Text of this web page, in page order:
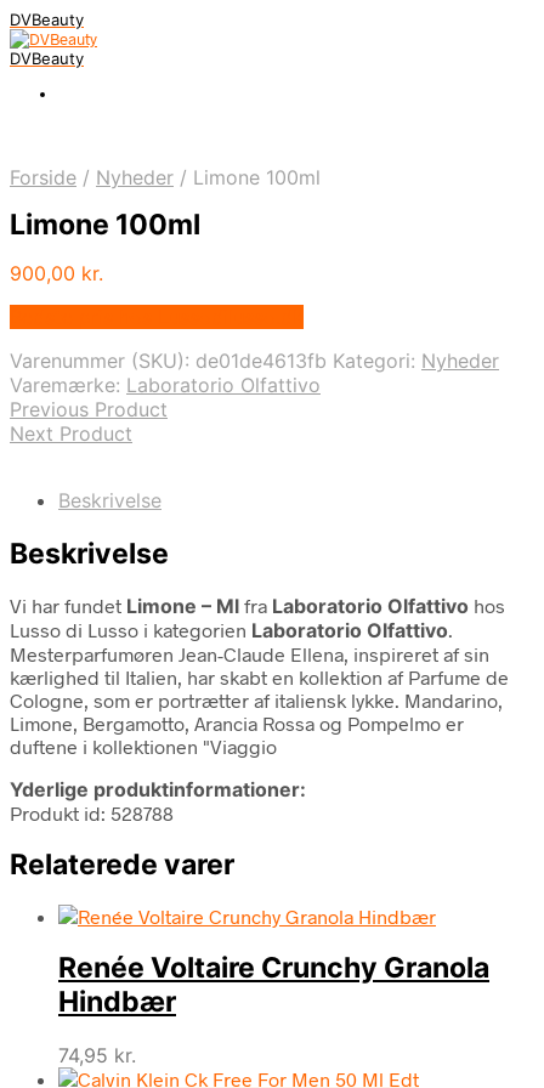
DVBeauty
DVBeauty
Forside / Nyheder / Limone 100ml
Limone 100ml
900,00 kr.
Varenummer (SKU): de01de4613fb Kategori: Nyheder
Varemærke: Laboratorio Olfattivo
Previous Product
Next Product
Beskrivelse
Beskrivelse
Vi har fundet Limone – Ml fra Laboratorio Olfattivo hos
Lusso di Lusso i kategorien Laboratorio Olfattivo.
Mesterparfumøren Jean-Claude Ellena, inspireret af sin
kærlighed til Italien, har skabt en kollektion af Parfume de
Cologne, som er portrætter af italiensk lykke. Mandarino,
Limone, Bergamotto, Arancia Rossa og Pompelmo er
duftene i kollektionen "Viaggio
Yderlige produktinformationer:
Produkt id: 528788
Relaterede varer
Renée Voltaire Crunchy Granola
Hindbær
74,95 kr.